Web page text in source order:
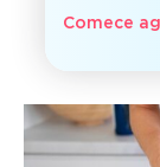
Comece